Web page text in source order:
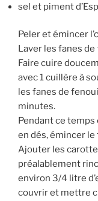
sel et piment
Peler et émincer
Laver les fanes
Faire cuire
avec 1 cuillère à
les fanes de
minutes.
Pendant ce
en dés, émincer
Ajouter les
préalablement
environ 3/4 litre
couvrir et mettre